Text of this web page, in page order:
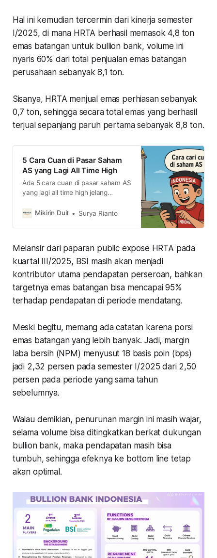
Hal ini kemudian tercermin dari kinerja semester
I/2025, di mana HRTA berhasil memasok 4,8 ton
emas batangan untuk bullion bank, volume ini
nyaris 60% dari total penjualan emas batangan
perusahaan sebanyak 8,1 ton.
Sisanya, HRTA menjual emas perhiasan sebanyak
0,7 ton, sehingga secara total emas yang berhasil
terjual sepanjang paruh pertama sebanyak 8,8 ton.
5 Cara Cuan di Pasar Saham
AS yang Lagi All Time High
Ada 5 cara cuan di pasar saham AS
yang lagi all time high jelang
Simak caranya di sini
Mikirin Duit Surya Rianto
Melansir dari paparan public expose HRTA pada
kuartal III/2025, BSI masih akan menjadi
kontributor utama pendapatan perseroan, bahkan
targetnya emas batangan bisa mencapai 95%
terhadap pendapatan di periode mendatang.
Meski begitu, memang ada catatan karena porsi
emas batangan yang lebih banyak. Jadi, margin
laba bersih (NPM) menyusut 18 basis poin (bps)
jadi 2,32 persen pada semester I/2025 dari 2,50
persen pada periode yang sama tahun
sebelumnya.
Walau demikian, penurunan margin ini masih wajar,
selama volume bisa ditingkatkan berkat dukungan
bullion bank, maka pendapatan masih bisa
tumbuh, sehingga efeknya ke bottom line tetap
akan optimal.